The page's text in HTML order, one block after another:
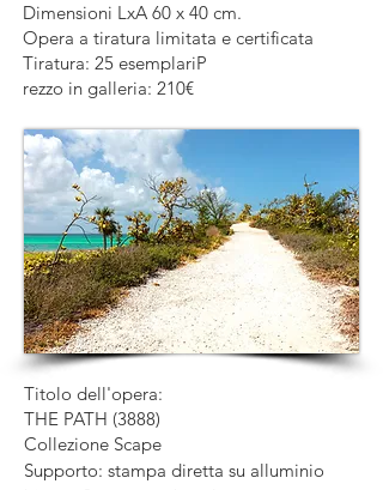
Dimensioni LxA 60 x 40 cm.
Opera a tiratura limitata e certificata
Tiratura: 25 esemplariP
rezzo in galleria: 210€
Titolo dell'opera:
THE PATH (3888)
Collezione Scape
Supporto: stampa diretta su alluminio